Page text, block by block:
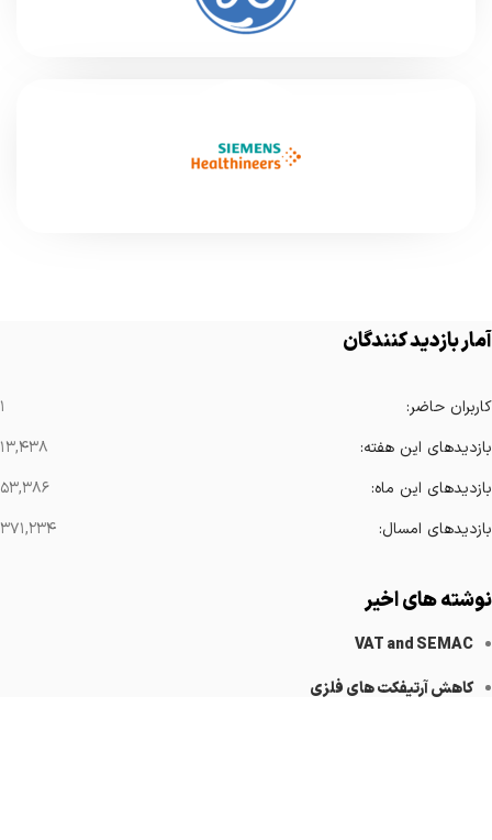
آمار بازدید کنندگان
کاربران حاضر:
۱
بازدیدهای این هفته:
۱۳,۴۳۸
بازدیدهای این ماه:
۵۳,۳۸۶
بازدیدهای امسال:
۳۷۱,۲۳۴
نوشته های اخیر
VAT and SEMAC
کاهش آرتیفکت های فلزی